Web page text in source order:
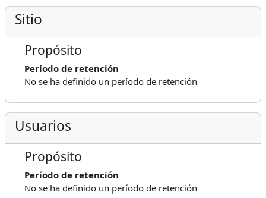
Sitio
Propósito
Período de retención
No se ha definido un período de retención
Usuarios
Propósito
Período de retención
No se ha definido un período de retención